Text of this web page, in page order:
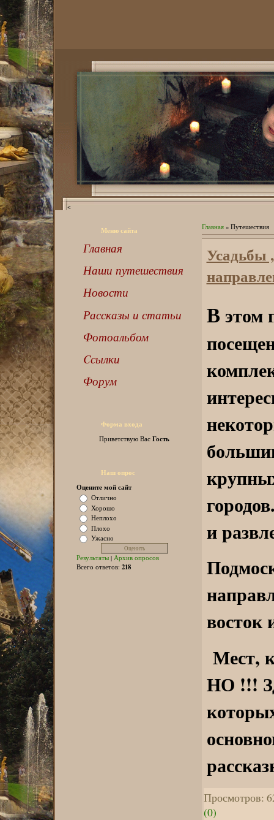
<
Меню сайта
Главная
Наши путешествия
Новости
Рассказы и статьи
Фотоальбом
Cсылки
Форум
Форма входа
Приветствую Вас Гость
Наш опрос
Оцените мой сайт
Отлично
Хорошо
Неплохо
Плохо
Ужасно
Результаты| Архив опросов
Всего ответов: 218
Главная» Путешествия
Усадьбы
В этом
и
восток
Мест,
НО !!!
Просмотров:
(0)